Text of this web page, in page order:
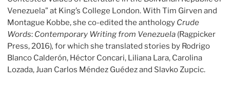
Venezuela” at King’s College London. With Tim Girven and
Montague Kobbe, she co-edited the anthology Crude
Words: Contemporary Writing from Venezuela (Ragpicker
Press, 2016),for which she translated stories by Rodrigo
Blanco Calderón, Héctor Concari, Liliana Lara, Carolina
Lozada, Juan Carlos Méndez Guédez and Slavko Zupcic.